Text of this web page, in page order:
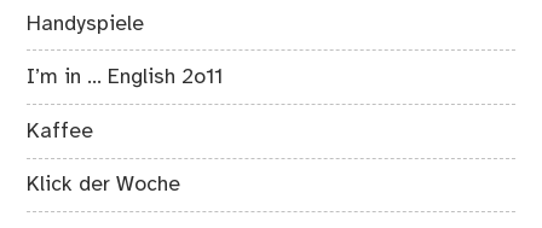
Handyspiele
I’m in … English 2o11
Kaffee
Klick der Woche